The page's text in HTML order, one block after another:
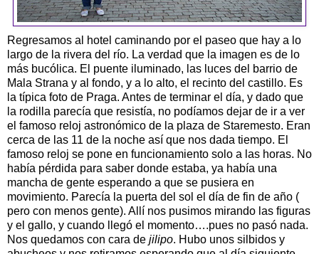
Regresamos al hotel caminando por el paseo que hay a lo
largo de la rivera del río. La verdad que la imagen es de lo
más bucólica. El puente iluminado, las luces del barrio de
Mala Strana y al fondo, y a lo alto, el recinto del castillo. Es
la típica foto de Praga. Antes de terminar el día, y dado que
la rodilla parecía que resistía, no podíamos dejar de ir a ver
el famoso reloj astronómico de la plaza de Staremesto. Eran
cerca de las 11 de la noche así que nos dada tiempo. El
famoso reloj se pone en funcionamiento solo a las horas. No
había pérdida para saber donde estaba, ya había una
mancha de gente esperando a que se pusiera en
movimiento. Parecía la puerta del sol el día de fin de año (
pero con menos gente). Allí nos pusimos mirando las figuras
y el gallo, y cuando llegó el momento….pues no pasó nada.
Nos quedamos con cara de jilipo. Hubo unos silbidos y